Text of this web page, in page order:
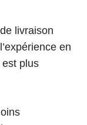
livraison
en
est plus